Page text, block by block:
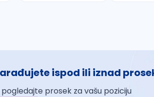
ispod ili iznad
prosek za vašu poziciju